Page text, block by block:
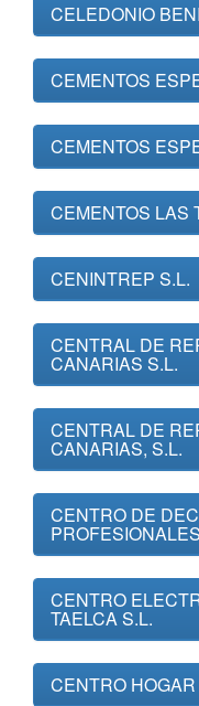
CELEDONIO
CEMENTOS
CEMENTOS
CEMENTOS LAS
CENINTREP S.L.
CENTRAL DE
CANARIAS S.L.
CENTRAL DE
CANARIAS, S.L.
CENTRO DE
CENTRO
TAELCA S.L.
CENTRO